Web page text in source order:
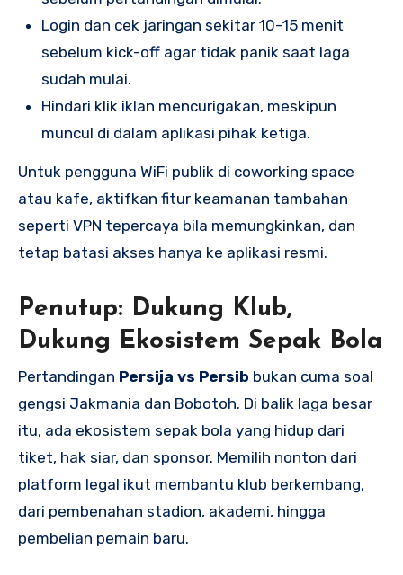
Login dan cek jaringan sekitar 10–15 menit
sebelum kick-off agar tidak panik saat laga
sudah mulai.
Hindari klik iklan mencurigakan, meskipun
muncul di dalam aplikasi pihak ketiga.
Untuk pengguna WiFi publik di coworking space
atau kafe, aktifkan fitur keamanan tambahan
seperti VPN tepercaya bila memungkinkan, dan
tetap batasi akses hanya ke aplikasi resmi.
Penutup: Dukung Klub,
Dukung Ekosistem Sepak Bola
Pertandingan Persija vs Persib bukan cuma soal
gengsi Jakmania dan Bobotoh. Di balik laga besar
itu, ada ekosistem sepak bola yang hidup dari
tiket, hak siar, dan sponsor. Memilih nonton dari
platform legal ikut membantu klub berkembang,
dari pembenahan stadion, akademi, hingga
pembelian pemain baru.